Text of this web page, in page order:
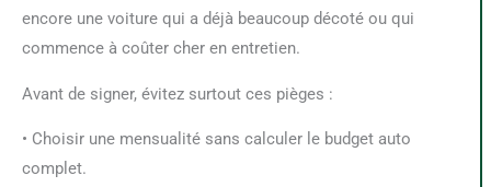
encore une voiture qui a déjà beaucoup décoté ou qui
commence à coûter cher en entretien.
Avant de signer, évitez surtout ces pièges :
• Choisir une mensualité sans calculer le budget auto
complet.